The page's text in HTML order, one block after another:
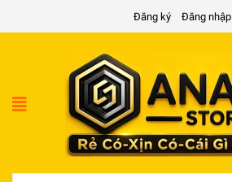
Đăng ký Đăng nhập